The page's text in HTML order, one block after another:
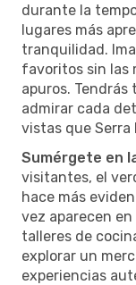
durante la
lugares más
tranquilidad.
favoritos sin las
apuros. Tendrás
admirar cada
vistas que Serra
Sumérgete en
visitantes, el
hace más
vez aparecen
talleres de
explorar un
experiencias